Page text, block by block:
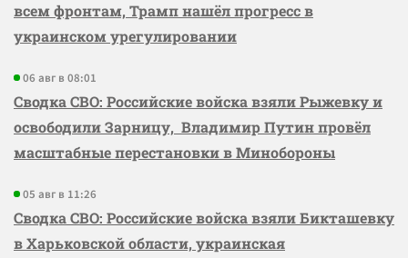
всем фронтам, Трамп нашёл прогресс в
украинском урегулировании
06 авг в 08:01
Сводка СВО: Российские войска взяли Рыжевку и
освободили Зарницу, Владимир Путин провёл
масштабные перестановки в Минобороны
05 авг в 11:26
Сводка СВО: Российские войска взяли Бикташевку
в Харьковской области, украинская